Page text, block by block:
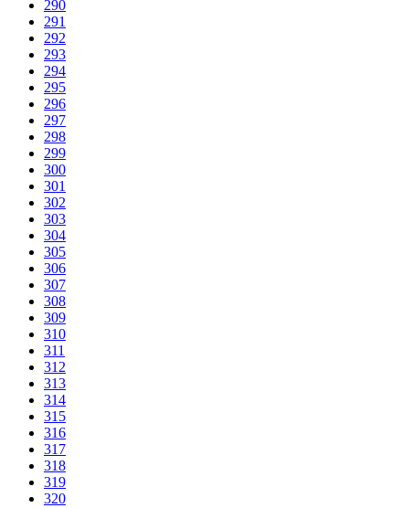
290
291
292
293
294
295
296
297
298
299
300
301
302
303
304
305
306
307
308
309
310
311
312
313
314
315
316
317
318
319
320